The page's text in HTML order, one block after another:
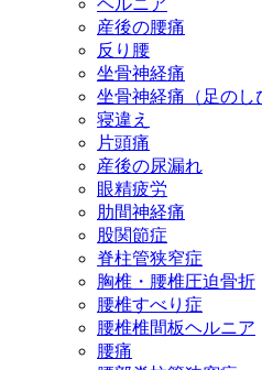
ヘルニア
産後の腰痛
反り腰
坐骨神経痛
坐骨神経痛（足のし
寝違え
片頭痛
産後の尿漏れ
眼精疲労
肋間神経痛
股関節症
脊柱管狭窄症
胸椎・腰椎圧迫骨折
腰椎すべり症
腰椎椎間板ヘルニア
腰痛